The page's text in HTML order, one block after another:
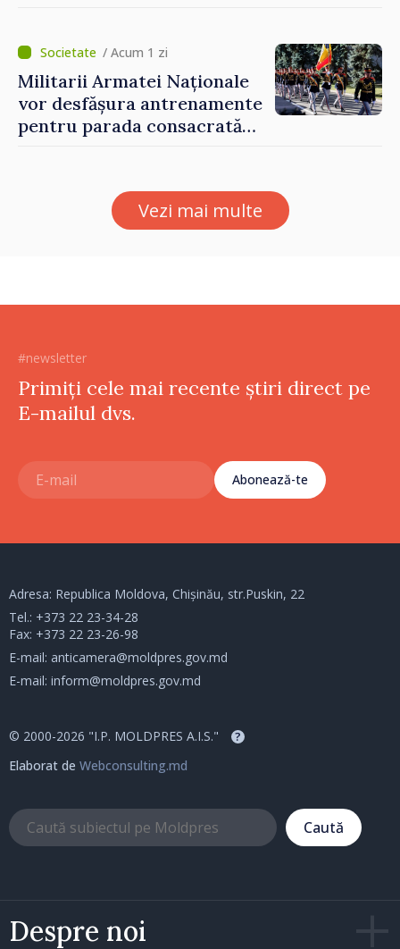
Forumul Diasporei
/ Acum 1 zi
Militarii Armatei Naționale
vor desfășura antrenamente
pentru parada consacrată
Vezi mai multe
#newsletter
Primiți cele mai recente știri direct pe
E-mailul dvs.
Abonează-te
Despre noi
Adresa: Republica Moldova, Chișinău, str.Puskin, 22
Tel.: +373 22 23-34-28
Fax: +373 22 23-26-98
E-mail: anticamera@moldpres.gov.md
E-mail: inform@moldpres.gov.md
© 2000-2026 "I.P. MOLDPRES A.I.S." ?
Elaborat de Webconsulting.md
Caută